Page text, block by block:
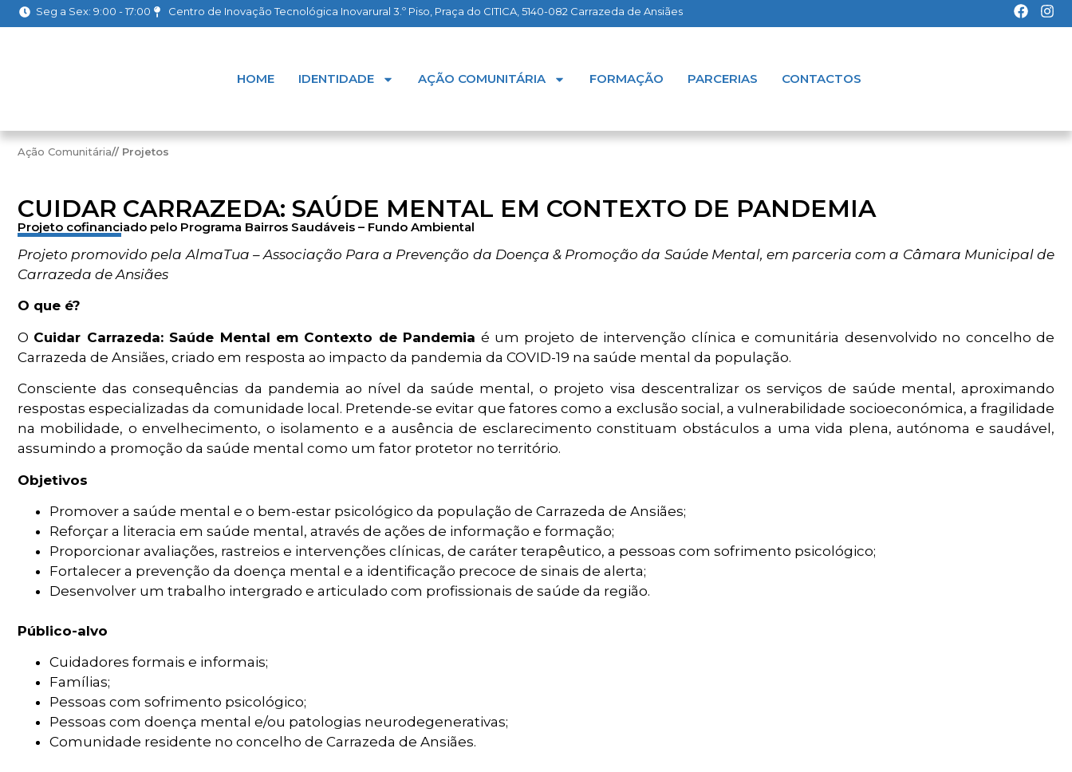
Seg a Sex: 9:00 - 17:00 Centro de Inovação Tecnológica Inovarural 3.º Piso, Praça do CITICA, 5140-082 Carrazeda de Ansiães
HOME IDENTIDADE AÇÃO COMUNITÁRIA FORMAÇÃO PARCERIAS CONTACTOS
Ação Comunitária// Projetos
CUIDAR CARRAZEDA: SAÚDE MENTAL EM CONTEXTO DE PANDEMIA
Projeto cofinanciado pelo Programa Bairros Saudáveis – Fundo Ambiental
Projeto promovido pela AlmaTua – Associação Para a Prevenção da Doença & Promoção da Saúde Mental, em parceria com a Câmara Municipal de
Carrazeda de Ansiães
O que é?
O Cuidar Carrazeda: Saúde Mental em Contexto de Pandemia é um projeto de intervenção clínica e comunitária desenvolvido no concelho de
Carrazeda de Ansiães, criado em resposta ao impacto da pandemia da COVID-19 na saúde mental da população.
Consciente das consequências da pandemia ao nível da saúde mental, o projeto visa descentralizar os serviços de saúde mental, aproximando
respostas especializadas da comunidade local. Pretende-se evitar que fatores como a exclusão social, a vulnerabilidade socioeconómica, a fragilidade
na mobilidade, o envelhecimento, o isolamento e a ausência de esclarecimento constituam obstáculos a uma vida plena, autónoma e saudável,
assumindo a promoção da saúde mental como um fator protetor no território.
Objetivos
Promover a saúde mental e o bem-estar psicológico da população de Carrazeda de Ansiães;
Reforçar a literacia em saúde mental, através de ações de informação e formação;
Proporcionar avaliações, rastreios e intervenções clínicas, de caráter terapêutico, a pessoas com sofrimento psicológico;
Fortalecer a prevenção da doença mental e a identificação precoce de sinais de alerta;
Desenvolver um trabalho intergrado e articulado com profissionais de saúde da região.
Público-alvo
Cuidadores formais e informais;
Famílias;
Pessoas com sofrimento psicológico;
Pessoas com doença mental e/ou patologias neurodegenerativas;
Comunidade residente no concelho de Carrazeda de Ansiães.